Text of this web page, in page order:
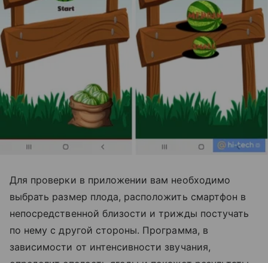
Для проверки в приложении вам необходимо
выбрать размер плода, расположить смартфон в
непосредственной близости и трижды постучать
по нему с другой стороны. Программа, в
зависимости от интенсивности звучания,